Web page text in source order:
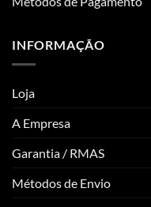
INFORMAÇÃO
Loja
A Empresa
Garantia / RMAS
Métodos de Envio